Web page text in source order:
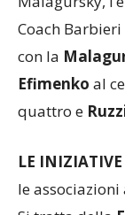
Coach
con la
Efimenko al
quattro e
LE INIZIATIVE
le